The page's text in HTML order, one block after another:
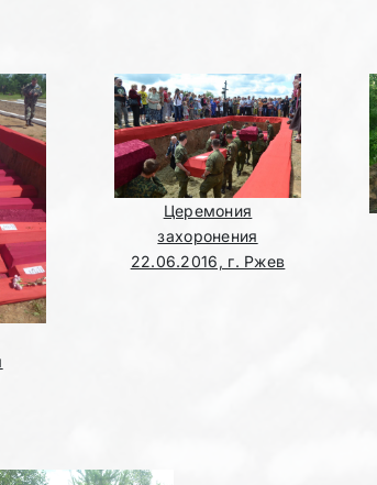
Церемония
захоронения
22.06.2016, г. Ржев